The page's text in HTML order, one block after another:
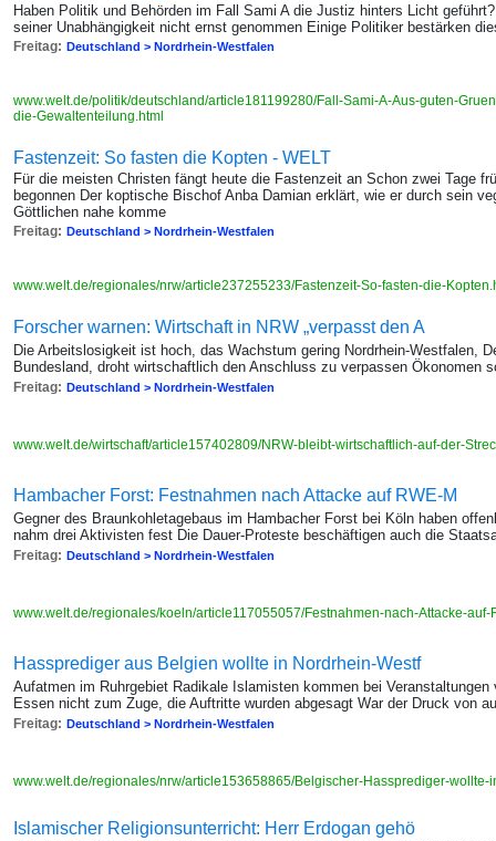
Haben Politik und Behörden im Fall Sami A die Justiz hinters Licht
seiner Unabhängigkeit nicht ernst genommen Einige Politiker bestärken
Freitag: Deutschland > Nordrhein-Westfalen
www.welt.de/politik/deutschland/article181199280/Fall-Sami-A-Aus-guten-
die-Gewaltenteilung.html
Fastenzeit: So fasten die Kopten - WELT
Für die meisten Christen fängt heute die Fastenzeit an Schon zwei Tage
begonnen Der koptische Bischof Anba Damian erklärt, wie er durch sein
Göttlichen nahe komme
Freitag: Deutschland > Nordrhein-Westfalen
www.welt.de/regionales/nrw/article237255233/Fastenzeit-So-fasten-die-
Forscher warnen: Wirtschaft in NRW „verpasst den A
Die Arbeitslosigkeit ist hoch, das Wachstum gering Nordrhein-Westfalen,
Bundesland, droht wirtschaftlich den Anschluss zu verpassen Ökonomen
Freitag: Deutschland > Nordrhein-Westfalen
www.welt.de/wirtschaft/article157402809/NRW-bleibt-wirtschaftlich-auf-der-
Hambacher Forst: Festnahmen nach Attacke auf RWE-M
Gegner des Braunkohletagebaus im Hambacher Forst bei Köln haben
nahm drei Aktivisten fest Die Dauer-Proteste beschäftigen auch die
Freitag: Deutschland > Nordrhein-Westfalen
www.welt.de/regionales/koeln/article117055057/Festnahmen-nach-Attacke-
Hassprediger aus Belgien wollte in Nordrhein-Westf
Aufatmen im Ruhrgebiet Radikale Islamisten kommen bei
Essen nicht zum Zuge, die Auftritte wurden abgesagt War der Druck von
Freitag: Deutschland > Nordrhein-Westfalen
www.welt.de/regionales/nrw/article153658865/Belgischer-Hassprediger-wollte-
Islamischer Religionsunterricht: Herr Erdogan gehö